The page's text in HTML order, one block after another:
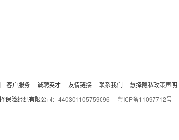
客户服务 诚聘英才 友情链接 联系我们 慧择隐私政策声明
保险经纪有限公司： 440301105759096 粤ICP备11097712号